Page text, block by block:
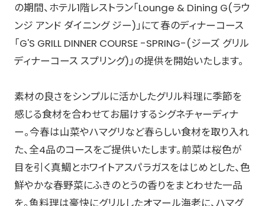
の期間、ホテル1階レストラン「Lounge & Dining G(ラウ
ンジ アンド ダイニング ジー)」にて春のディナーコース
「G'S GRILL DINNER COURSE -SPRING-(ジーズ グリル
ディナーコース スプリング)」の提供を開始いたします。
素材の良さをシンプルに活かしたグリル料理に季節を
感じる食材を合わせてお届けするシグネチャーディナ
ー。今春は山菜やハマグリなど春らしい食材を取り入れ
た、全4品のコースをご提供いたします。前菜は桜色が
目を引く真鯛とホワイトアスパラガスをはじめとした、色
鮮やかな春野菜にふきのとうの香りをまとわせた一品